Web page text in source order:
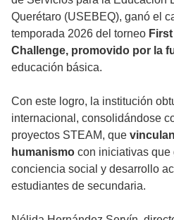
Querétaro (USEBEQ), ganó el
temporada 2026 del torneo
Challenge, promovido por la
educación básica.
Con este logro, la institución
internacional, consolidándose
proyectos STEAM, que
humanismo con iniciativas que
conciencia social y desarrollo
estudiantes de secundaria.